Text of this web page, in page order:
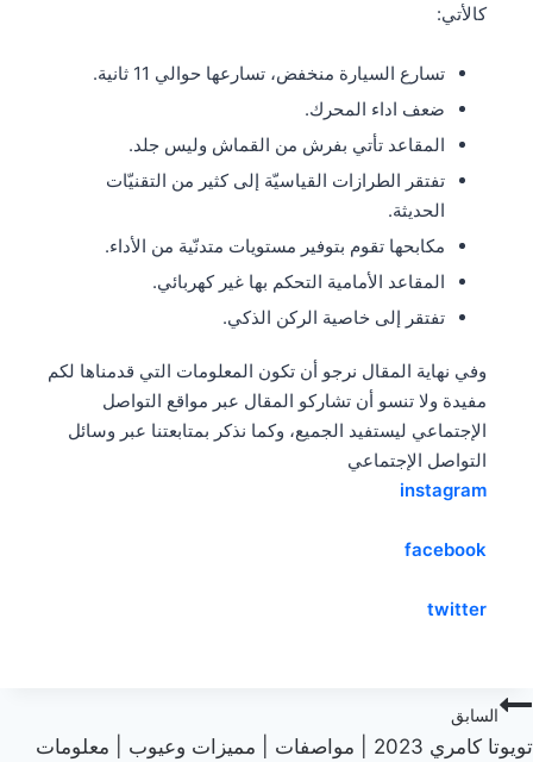
كالأتي:
تسارع السيارة منخفض، تسارعها حوالي 11 ثانية.
ضعف اداء المحرك.
المقاعد تأتي بفرش من القماش وليس جلد.
تفتقر الطرازات القياسيّة إلى كثير من التقنيّات
الحديثة.
مكابحها تقوم بتوفير مستويات متدنّية من الأداء.
المقاعد الأمامية التحكم بها غير كهربائي.
تفتقر إلى خاصية الركن الذكي.
وفي نهاية المقال نرجو أن تكون المعلومات التي قدمناها لكم
مفيدة ولا تنسو أن تشاركو المقال عبر مواقع التواصل
الإجتماعي ليستفيد الجميع، وكما نذكر بمتابعتنا عبر وسائل
التواصل الإجتماعي
instagram
facebook
twitter
تصفّح
السابق
تويوتا كامري 2023 | مواصفات | مميزات وعيوب | معلومات